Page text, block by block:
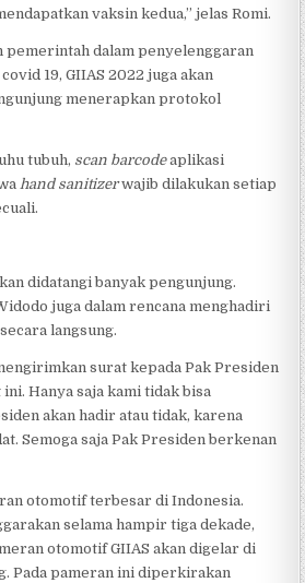
vaksin kedua,” jelas Romi.
pemerintah dalam penyelenggaran
19, GIIAS 2022 juga akan
menerapkan protokol
tubuh, scan barcodeaplikasi
hand sanitizerwajib dilakukan setiap
didatangi banyak pengunjung.
juga dalam rencana menghadiri
langsung.
surat kepada Pak Presiden
Hanya saja kami tidak bisa
akan hadir atau tidak, karena
Semoga saja Pak Presiden berkenan
otomotif terbesar di Indonesia.
selama hampir tiga dekade,
otomotif GIIAS akan digelar di
Pada pameran ini diperkirakan